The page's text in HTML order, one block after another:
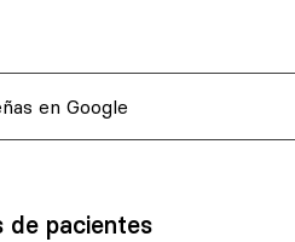
en Google
de pacientes